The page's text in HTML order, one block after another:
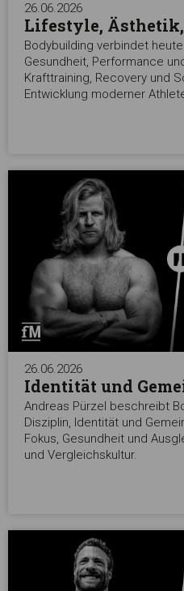
26.06.2026
Lifestyle,
Bodybuilding verbindet
Gesundheit, Performance
Krafttraining, Recovery und
Entwicklung moderner
26.06.2026
Identität und
Andreas Pürzel beschreibt
Disziplin, Identität und
Fokus, Gesundheit und
und Vergleichskultur.